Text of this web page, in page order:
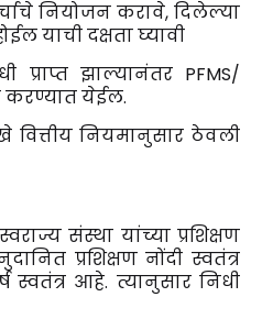
नियोजन करावे, दिलेल्या
याची दक्षता घ्यावी
प्राप्त झाल्यानंतर PFMS/
करण्यात येईल.
नियमानुसार ठेवली
संस्था यांच्या प्रशिक्षण
प्रशिक्षण नोंदी स्वतंत्र
स्वतंत्र आहे. त्यानुसार निधी